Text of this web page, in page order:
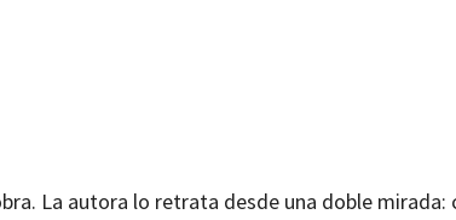
La autora lo retrata desde una doble mirada: